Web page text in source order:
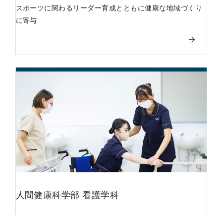
スポーツに関わるリーダー育成とともに健康な地域づくり
に寄与
人間健康科学部 看護学科